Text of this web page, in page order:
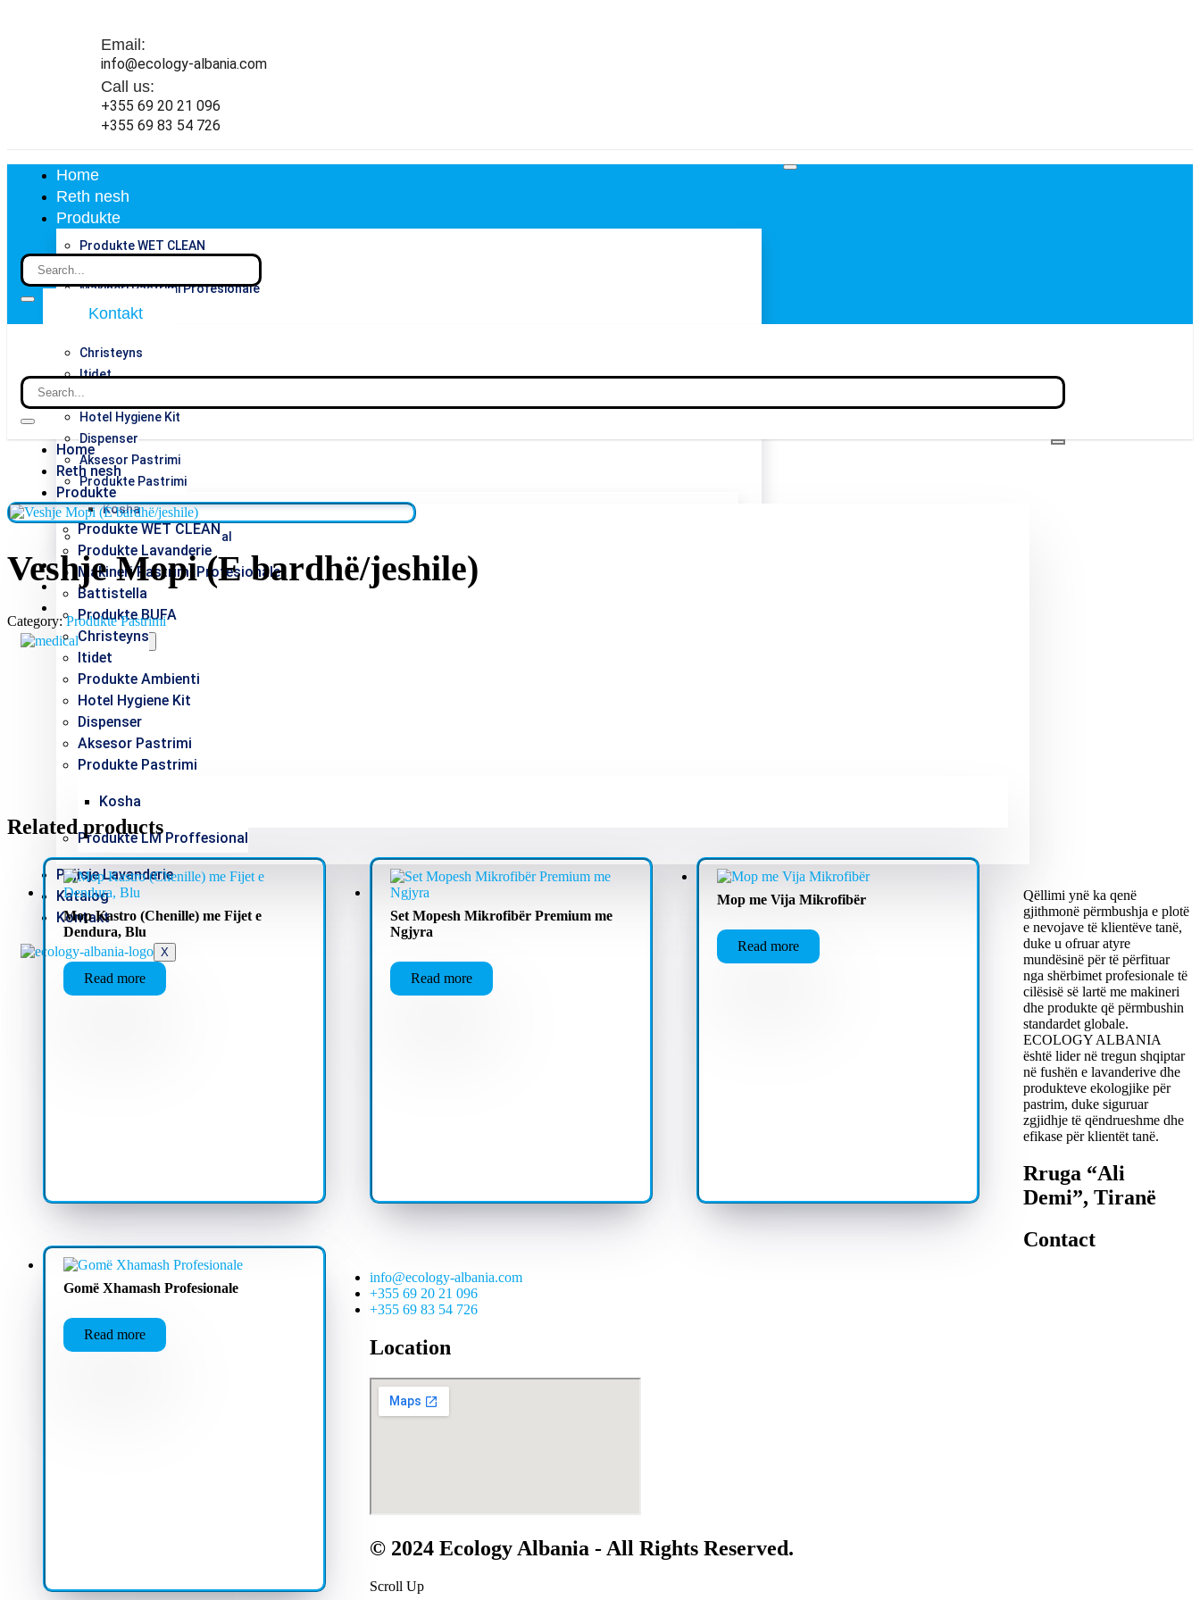
Email:
info@ecology-albania.com
Call us:
+355 69 20 21 096
+355 69 83 54 726
Home
Reth nesh
Produkte
Produkte WET CLEAN
Makineri Pastrimi Profesionale
Battistella
Christeyns
Itidet
Produkte Ambienti
Hotel Hygiene Kit
Dispenser
Aksesor Pastrimi
Produkte Pastrimi
Kosha
Produkte LM Proffesional
Pajisje Lavanderie
Katalog
Kontakt
X
Kontakt
Home
Reth nesh
Produkte
Produkte WET CLEAN
Produkte Lavanderie
Makineri Pastrimi Profesionale
Battistella
Produkte BUFA
Christeyns
Itidet
Produkte Ambienti
Hotel Hygiene Kit
Dispenser
Aksesor Pastrimi
Produkte Pastrimi
Kosha
Produkte LM Proffesional
Pajisje Lavanderie
Katalog
Kontakt
X
Veshje Mopi (E bardhë/jeshile)
Category:Produkte Pastrimi
Related products
Mop Kastro (Chenille) me Fijet e
Dendura, Blu
Read more
Set Mopesh Mikrofibër Premium me
Ngjyra
Read more
Mop me Vija Mikrofibër
Read more
Gomë Xhamash Profesionale
Read more
Qëllimi ynë ka qenë
gjithmonë përmbushja e plotë
e nevojave të klientëve tanë,
duke u ofruar atyre
mundësinë për të përfituar
nga shërbimet profesionale të
cilësisë së lartë me makineri
dhe produkte që përmbushin
standardet globale.
ECOLOGY ALBANIA
është lider në tregun shqiptar
në fushën e lavanderive dhe
produkteve ekologjike për
pastrim, duke siguruar
zgjidhje të qëndrueshme dhe
efikase për klientët tanë.
Rruga “Ali
Demi”, Tiranë
Contact
info@ecology-albania.com
+355 69 20 21 096
+355 69 83 54 726
Location
© 2024 Ecology Albania - All Rights Reserved.
Scroll Up